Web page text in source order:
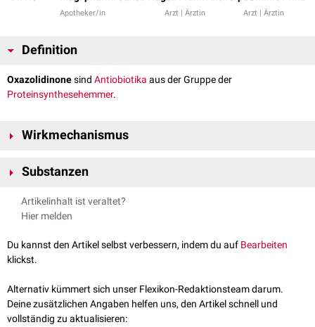
Apotheker/in Arzt | Ärztin Arzt | Ärztin
Definition
Oxazolidinonesind Antiobiotika aus der Gruppe der
Proteinsynthesehemmer.
Wirkmechanismus
Proteinbiosynthese. Die Wirkstoffe binden spezifisch an die 23 S-
kann sich der Initiationskomplex nicht mehr bilden.
Substanzen
Linezolid
Cadazolid
Artikelinhalt ist veraltet?
Hier melden
Du kannst den Artikel selbst verbessern, indem du auf Bearbeiten
klickst.
Alternativ kümmert sich unser Flexikon-Redaktionsteam darum.
Deine zusätzlichen Angaben helfen uns, den Artikel schnell und
vollständig zu aktualisieren: